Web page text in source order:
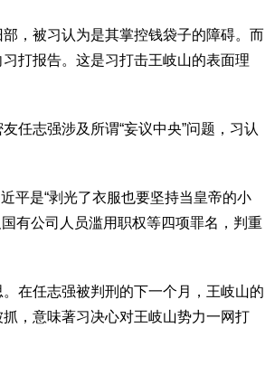
，被习认为是其掌控钱袋子的障碍。而
打报告。这是习打击王岐山的表面理
任志强涉及所谓“妄议中央”问题，习认
平是“剥光了衣服也要坚持当皇帝的小
有公司人员滥用职权等四项罪名，判重
在任志强被判刑的下一个月，王岐山的
，意味著习决心对王岐山势力一网打